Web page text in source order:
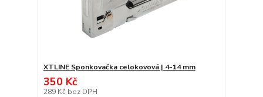
XTLINE Sponkovačka celokovová | 4-14 mm
350 Kč
289 Kč bez DPH